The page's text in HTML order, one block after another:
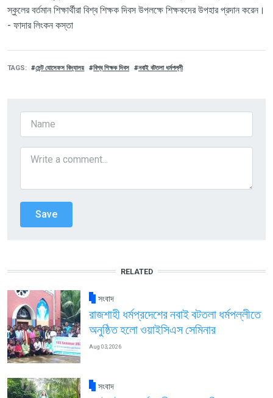
স্কুলের বর্তমান শিক্ষার্থীরা বিশ্ব শিক্ষক দিবস উপলক্ষে শিক্ষকদের উপহার প্রদান করেন।
- ফাদার লিংকন কস্তা
TAGS সেন্ট যোসেফস বিদ্যালয় বিশ্ব শিক্ষক দিবস নবাই বটতলা ধর্মপল্লী
RELATED
সংবাদ
রাজশাহী ধর্মপ্রদেশের নবাই বটতলা ধর্মপল্লীতে
অনুষ্ঠিত হলো ওয়াইসিএস সেমিনার
Aug 03, 2026
সংবাদ